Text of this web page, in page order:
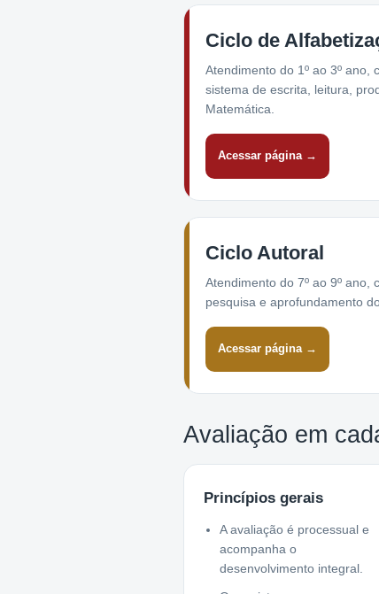
Ciclo de
Atendimento do 1º ao 3º ano,
sistema de escrita, leitura,
Matemática.
Acessar página →
Ciclo Autoral
Atendimento do 7º ao 9º ano,
pesquisa e aprofundamento
Acessar página →
Avaliação em
Princípios gerais
A avaliação é processual e
acompanha o
desenvolvimento integral.